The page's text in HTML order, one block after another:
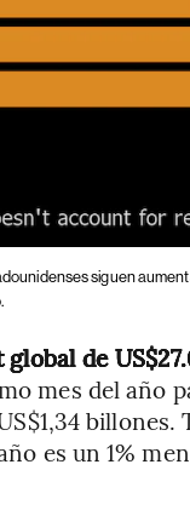
siguen
de
mes del año
es un 1%